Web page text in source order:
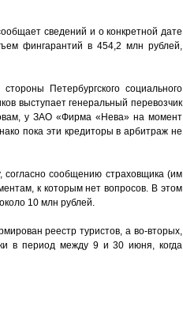
сведений и о конкретной дате
фингарантий в 454,2 млн рублей,
Петербургского социального
выступает генеральный перевозчик
у ЗАО «Фирма «Нева» на момент
пока эти кредиторы в арбитраж не
согласно сообщению страховщика (им
к которым нет вопросов. В этом
10 млн рублей.
реестр туристов, а во-вторых,
в период между 9 и 30 июня, когда